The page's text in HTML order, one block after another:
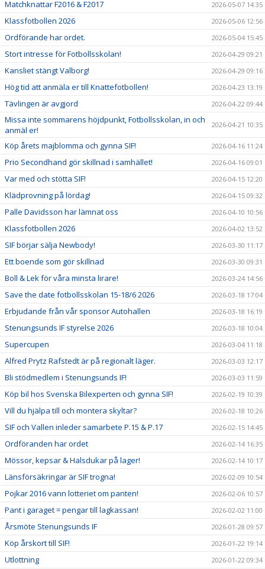
Matchknattar F2016 & F2017 2026-05-07 14:35
Klassfotbollen 2026 2026-05-06 12:56
Ordförande har ordet. 2026-05-04 15:45
Stort intresse för Fotbollsskolan! 2026-04-29 09:21
Kansliet stängt Valborg! 2026-04-29 09:16
Hög tid att anmäla er till Knattefotbollen! 2026-04-23 13:19
Tävlingen är avgjord 2026-04-22 09:44
Missa inte sommarens höjdpunkt, Fotbollsskolan, in och
anmäl er!
2026-04-21 10:35
Köp årets majblomma och gynna SIF! 2026-04-16 11:24
Prio Secondhand gör skillnad i samhället! 2026-04-16 09:01
Var med och stötta SIF! 2026-04-15 12:20
Klädprovning på lördag! 2026-04-15 09:32
Palle Davidsson har lämnat oss 2026-04-10 10:56
Klassfotbollen 2026 2026-04-02 13:52
SIF börjar sälja Newbody! 2026-03-30 11:17
Ett boende som gör skillnad 2026-03-30 09:31
Boll & Lek för våra minsta lirare! 2026-03-24 14:56
Save the date fotbollsskolan 15-18/6 2026 2026-03-18 17:04
Erbjudande från vår sponsor Autohallen 2026-03-18 16:19
Stenungsunds IF styrelse 2026 2026-03-18 10:04
Supercupen 2026-03-04 11:18
Alfred Prytz Rafstedt är på regionalt läger. 2026-03-03 12:17
Bli stödmedlem i Stenungsunds IF! 2026-03-03 11:59
Köp bil hos Svenska Bilexperten och gynna SIF! 2026-02-19 10:39
Vill du hjälpa till och montera skyltar? 2026-02-18 10:26
SIF och Vallen inleder samarbete P.15 & P.17 2026-02-15 14:45
Ordföranden har ordet 2026-02-14 16:35
Mössor, kepsar & Halsdukar på lager! 2026-02-14 10:17
Länsförsäkringar är SIF trogna! 2026-02-09 10:54
Pojkar 2016 vann lotteriet om panten! 2026-02-06 10:57
Pant i garaget = pengar till lagkassan! 2026-02-02 11:00
Årsmöte Stenungsunds IF 2026-01-28 09:57
Köp årskort till SIF! 2026-01-22 19:14
Utlottning 2026-01-22 09:34